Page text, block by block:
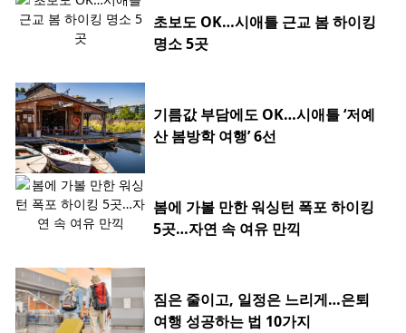
초보도 OK…시애틀 근교 봄 하이킹
명소 5곳
기름값 부담에도 OK…시애틀 ‘저예
산 봄방학 여행’ 6선
봄에 가볼 만한 워싱턴 폭포 하이킹
5곳…자연 속 여유 만끽
짐은 줄이고, 일정은 느리게…은퇴
여행 성공하는 법 10가지